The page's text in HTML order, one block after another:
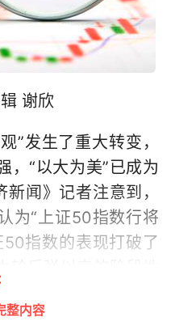
谢欣
”发生了重大转变，
，“以大为美”已成为
闻》记者注意到，
为“上证50指数行将
指数的表现打破了
中中证100、沪深
出阶段性新高。而
整内容